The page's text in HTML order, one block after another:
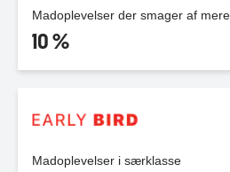
Madoplevelser der smager af mere
10 %
Madoplevelser i særklasse